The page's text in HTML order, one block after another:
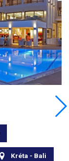
Kréta - Bali